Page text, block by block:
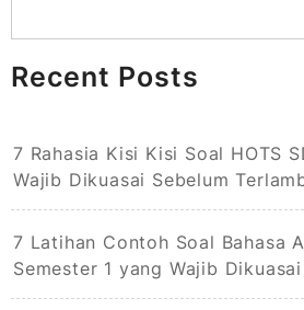
Recent Posts
7 Rahasia Kisi Kisi Soal HOTS
Wajib Dikuasai Sebelum
7 Latihan Contoh Soal Bahasa
Semester 1 yang Wajib